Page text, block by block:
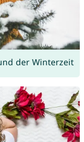
der Winterzeit